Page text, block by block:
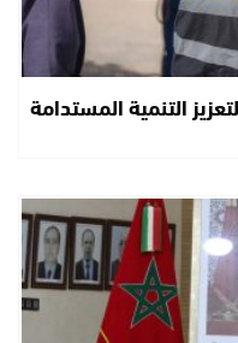
التنمية المستدامة